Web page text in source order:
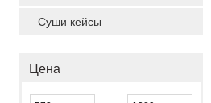
Суши кейсы
Цена